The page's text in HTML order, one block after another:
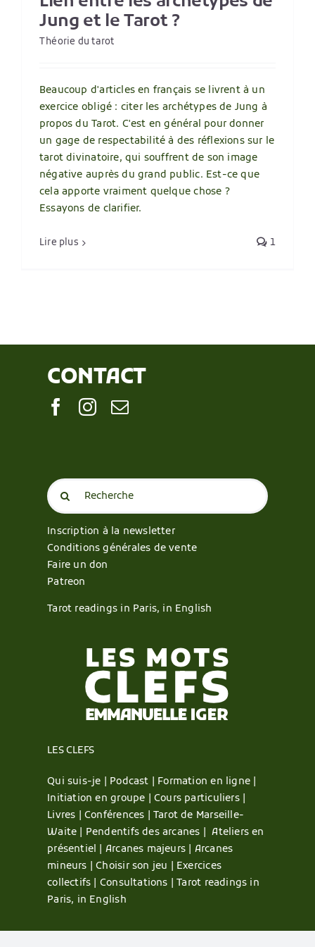
Jung et le Tarot ?
Théorie du tarot
Beaucoup d'articles en français se livrent à un
exercice obligé : citer les archétypes de Jung à
propos du Tarot. C'est en général pour donner
un gage de respectabilité à des réflexions sur le
tarot divinatoire, qui souffrent de son image
négative auprès du grand public. Est-ce que
cela apporte vraiment quelque chose ?
Essayons de clarifier.
Lire plus 1
CONTACT
Search
for:
Inscription à la newsletter
Conditions générales de vente
Faire un don
Patreon
Tarot readings in Paris, in English
LES CLEFS
Qui suis-je | Podcast | Formation en ligne |
Initiation en groupe |Cours particuliers |
Livres |Conférences |Tarot de Marseille-
Waite | Pendentifs des arcanes |Ateliers en
présentiel | Arcanes majeurs | Arcanes
mineurs |Choisir son jeu | Exercices
collectifs | Consultations |
Tarot readings in
Paris, in English